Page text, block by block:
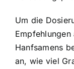
Um die
Hanfsamens
an, wie viel